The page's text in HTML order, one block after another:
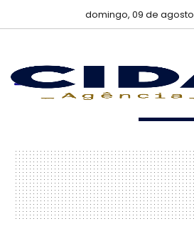
domingo, 09 de